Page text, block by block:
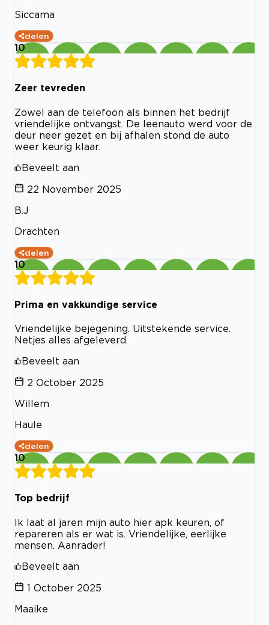
Siccama
delen
10
Zeer tevreden
Zowel aan de telefoon als binnen het bedrijf
vriendelijke ontvangst. De leenauto werd voor de
deur neer gezet en bij afhalen stond de auto
weer keurig klaar.
Beveelt aan
22 November 2025
B.J
Drachten
delen
10
Prima en vakkundige service
Vriendelijke bejegening. Uitstekende service.
Netjes alles afgeleverd.
Beveelt aan
2 October 2025
Willem
Haule
delen
10
Top bedrijf
Ik laat al jaren mijn auto hier apk keuren, of
repareren als er wat is. Vriendelijke, eerlijke
mensen. Aanrader!
Beveelt aan
1 October 2025
Maaike